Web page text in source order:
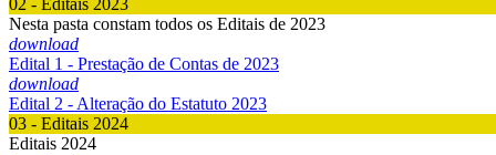
02 - Editais 2023
Nesta pasta constam todos os Editais de 2023
download
Edital 1 - Prestação de Contas de 2023
download
Edital 2 - Alteração do Estatuto 2023
03 - Editais 2024
Editais 2024